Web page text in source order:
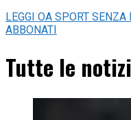
LEGGI OA SPORT SENZA
ABBONATI
Tutte le